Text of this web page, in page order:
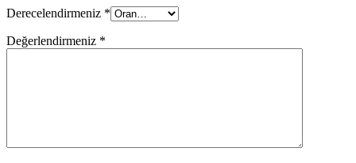
Derecelendirmeniz *
Değerlendirmeniz *